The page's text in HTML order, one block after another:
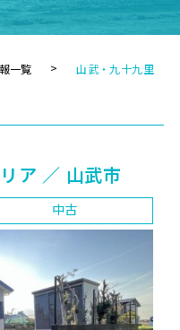
一覧
山武・九十九里
ア ／ 山武市
中古